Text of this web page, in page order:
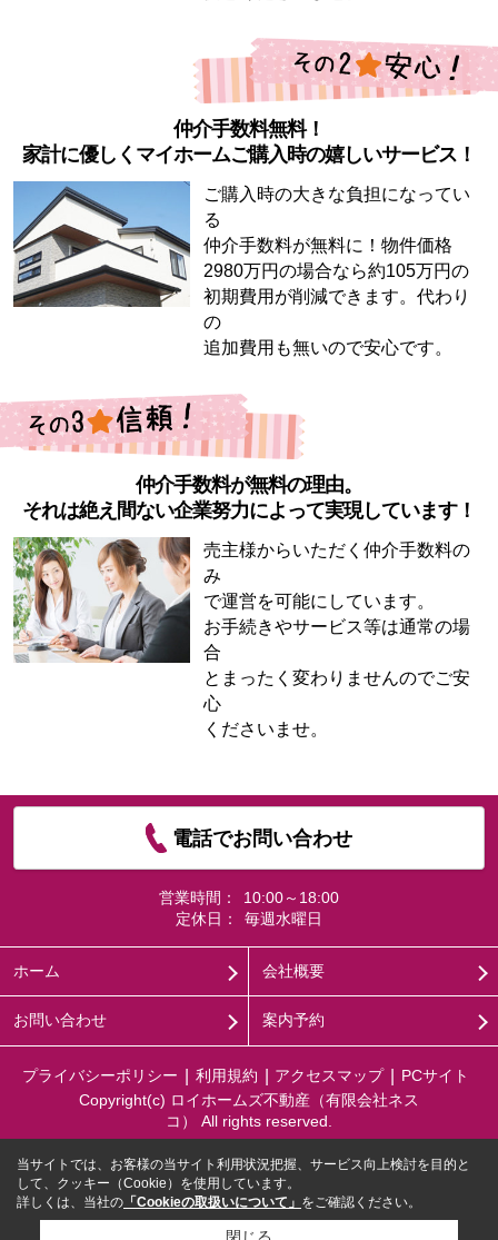
仲介手数料無料！
家計に優しくマイホームご購入時の嬉しいサービス！
ご購入時の大きな負担になってい
る
仲介手数料が無料に！物件価格
2980万円の場合なら約105万円の
初期費用が削減できます。代わり
の
追加費用も無いので安心です。
仲介手数料が無料の理由。
それは絶え間ない企業努力によって実現しています！
売主様からいただく仲介手数料の
み
で運営を可能にしています。
お手続きやサービス等は通常の場
合
とまったく変わりませんのでご安
心
くださいませ。
電話でお問い合わせ
営業時間：
10:00～18:00
定休日：
毎週水曜日
ホーム 会社概要
お問い合わせ 案内予約
プライバシーポリシー 利用規約 アクセスマップ
PCサイト
Copyright(c) ロイホームズ不動産（有限会社ネス
コ） All rights reserved.
当サイトでは、お客様の当サイト利用状況把握、サービス向上検討を目的と
して、クッキー（Cookie）を使用しています。
詳しくは、当社の 「Cookieの取扱いについて」 をご確認ください。